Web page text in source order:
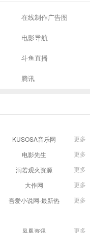
在线制作广告图
电影导航
斗鱼直播
腾讯
KUSOSA音乐网
更多
电影先生
更多
洞若观火资源
更多
大作网
更多
吾爱小说网-最新热
更多
凤凰资讯
更多